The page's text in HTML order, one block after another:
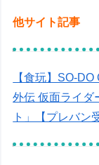
他サイト記事
【食玩】SO-
外伝 仮面ライダ
ト」【プレバン